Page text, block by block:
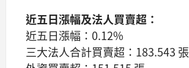
近五日漲幅及法人買賣超：
近五日漲幅：0.12%
三大法人合計買賣超：183.543 張